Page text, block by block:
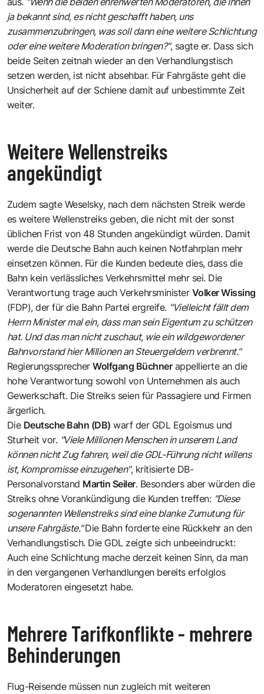
ja bekannt sind, es nicht geschafft haben, uns
zusammenzubringen, was soll dann eine weitere Schlichtung
oder eine weitere Moderation bringen?", sagte er. Dass sich
beide Seiten zeitnah wieder an den Verhandlungstisch
setzen werden, ist nicht absehbar. Für Fahrgäste geht die
Unsicherheit auf der Schiene damit auf unbestimmte Zeit
weiter.
Weitere Wellenstreiks
angekündigt
Zudem sagte Weselsky, nach dem nächsten Streik werde
es weitere Wellenstreiks geben, die nicht mit der sonst
üblichen Frist von 48 Stunden angekündigt würden. Damit
werde die Deutsche Bahn auch keinen Notfahrplan mehr
einsetzen können. Für die Kunden bedeute dies, dass die
Bahn kein verlässliches Verkehrsmittel mehr sei. Die
Verantwortung trage auch Verkehrsminister Volker Wissing
(FDP), der für die Bahn Partei ergreife. "Vielleicht fällt dem
Herrn Minister mal ein, dass man sein Eigentum zu schützen
hat. Und das man nicht zuschaut, wie ein wildgewordener
Bahnvorstand hier Millionen an Steuergeldern verbrennt."
RegierungssprecherWolfgang Büchnerappellierte an die
hohe Verantwortung sowohl von Unternehmen als auch
Gewerkschaft. Die Streiks seien für Passagiere und Firmen
ärgerlich.
Die Deutsche Bahn (DB) warf der GDL Egoismus und
Sturheit vor. "Viele Millionen Menschen in unserem Land
können nicht Zug fahren, weil die GDL-Führung nicht willens
ist, Kompromisse einzugehen", kritisierte DB-
Personalvorstand Martin Seiler. Besonders aber würden die
Streiks ohne Vorankündigung die Kunden treffen: "Diese
sogenannten Wellenstreiks sind eine blanke Zumutung für
unsere Fahrgäste."Die Bahn forderte eine Rückkehr an den
Verhandlungstisch. Die GDL zeigte sich unbeeindruckt:
Auch eine Schlichtung mache derzeit keinen Sinn, da man
in den vergangenen Verhandlungen bereits erfolglos
Moderatoren eingesetzt habe.
Mehrere Tarifkonflikte - mehrere
Behinderungen
Flug-Reisende müssen nun zugleich mit weiteren